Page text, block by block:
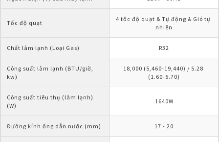
Tốc độ quạt
4 tốc độ quạt & Tự động & Gió tự
nhiên
Chất làm lạnh (Loại Gas) R32
Công suất làm lạnh (BTU/giờ,
kw)
18,000 (5,460-19,440) / 5.28
(1.60-5.70)
Công suất tiêu thụ (làm lạnh)
(W)
1640W
Đường kính ống dẫn nước (mm) 17 - 20